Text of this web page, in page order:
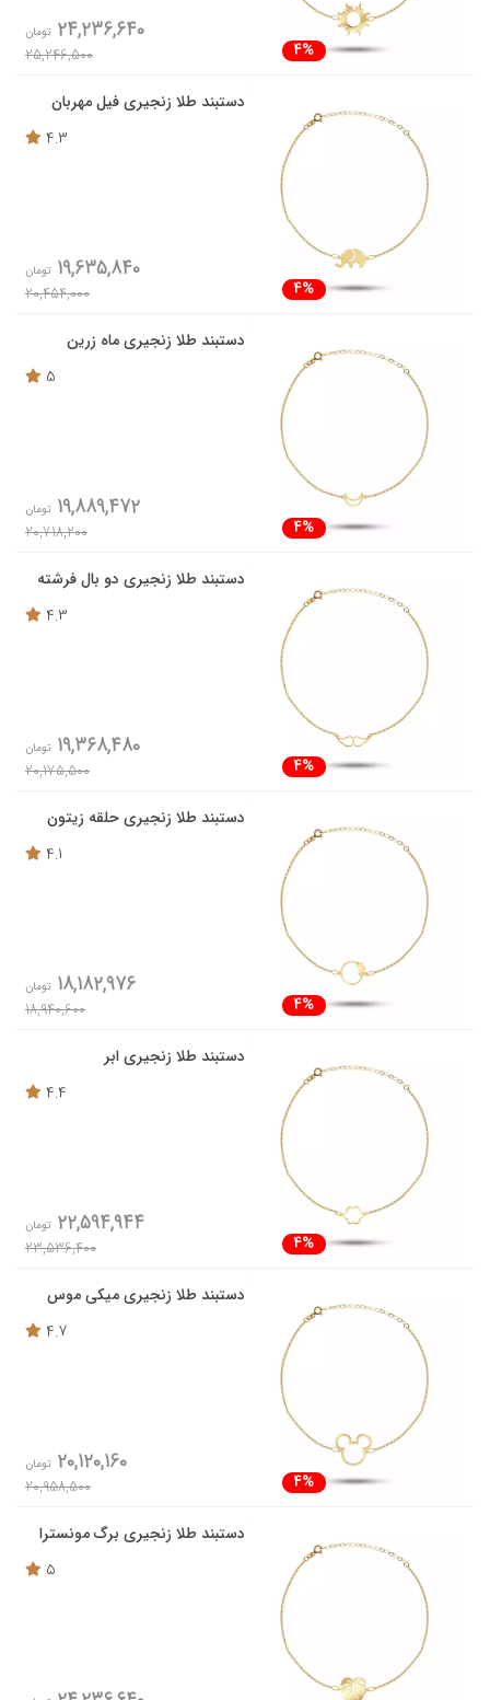
4%
24,236,640 تومان
25,246,500
دستبند طلا زنجیری فیل مهربان
4.3
4%
19,635,840 تومان
20,454,000
دستبند طلا زنجیری ماه زرین
5
4%
19,889,472 تومان
20,718,200
دستبند طلا زنجیری دو بال فرشته
4.3
4%
19,368,480 تومان
20,175,500
دستبند طلا زنجیری حلقه زیتون
4.1
4%
18,182,976 تومان
18,940,600
دستبند طلا زنجیری ابر
4.4
4%
22,594,944 تومان
23,536,400
دستبند طلا زنجیری میکی موس
4.7
4%
20,120,160 تومان
20,958,500
دستبند طلا زنجیری برگ مونسترا
5